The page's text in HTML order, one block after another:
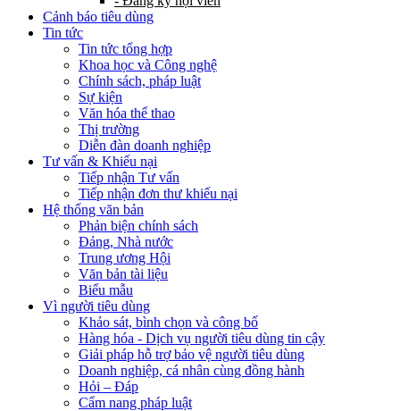
Cảnh báo tiêu dùng
Tin tức
Tin tức tổng hợp
Khoa học và Công nghệ
Chính sách, pháp luật
Sự kiện
Văn hóa thể thao
Thị trường
Diễn đàn doanh nghiệp
Tư vấn & Khiếu nại
Tiếp nhận Tư vấn
Tiếp nhận đơn thư khiếu nại
Hệ thống văn bản
Phản biện chính sách
Đảng, Nhà nước
Trung ương Hội
Văn bản tài liệu
Biểu mẫu
Vì người tiêu dùng
Khảo sát, bình chọn và công bố
Hàng hóa - Dịch vụ người tiêu dùng tin cậy
Giải pháp hỗ trợ bảo vệ người tiêu dùng
Doanh nghiệp, cá nhân cùng đồng hành
Hỏi – Đáp
Cẩm nang pháp luật